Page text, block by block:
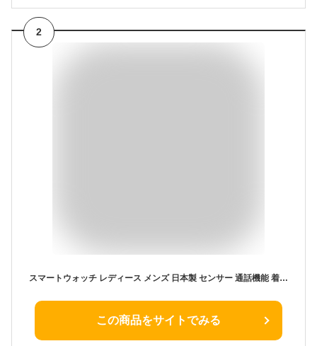
2
スマートウォッチ レディース メンズ 日本製 センサー 通話機能 着信通知 健康管理 生理機能 歩数計 心拍数 iphone Android対応 LINE通知 睡眠モード 日本語 腕時計 防水 男女兼用 レディース スマートウォッチ 腕時計 おしゃれ 誕生日 プレゼント
この商品をサイトでみる